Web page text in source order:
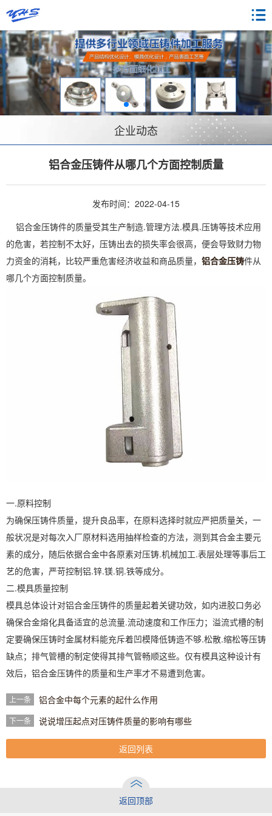
企业动态
铝合金压铸件从哪几个方面控制质量
发布时间：2022-04-15
铝合金压铸件的质量受其生产制造.管理方法.模具.压铸等技术应用
的危害，若控制不太好，压铸出去的损失率会很高，便会导致财力物
力资金的消耗，比较严重危害经济收益和商品质量， 铝合金压铸件从
哪几个方面控制质量。
一.原料控制
为确保压铸件质量，提升良品率，在原料选择时就应严把质量关，一
般状况是对每次入厂原材料选用抽样检查的方法，测到其合金主要元
素的成分，随后依据合金中各原素对压铸.机械加工.表层处理等事后工
艺的危害，严苛控制铝.锌.镁.铜.铁等成分。
二.模具质量控制
模具总体设计对铝合金压铸件的质量起着关键功效，如内进胶口务必
确保合金熔化具备适宜的总流量.流动速度和工作压力；溢流式槽的制
定要确保压铸时金属材料能充斥着凹模降低铸造不够.松散.缩松等压铸
缺点；排气管槽的制定使得其排气管畅顺这些。仅有模具这种设计有
效后，铝合金压铸件的质量和生产率才不易遭到危害。
上一条 铝合金中每个元素的起什么作用
下一条 说说增压起点对压铸件质量的影响有哪些
返回列表
返回顶部